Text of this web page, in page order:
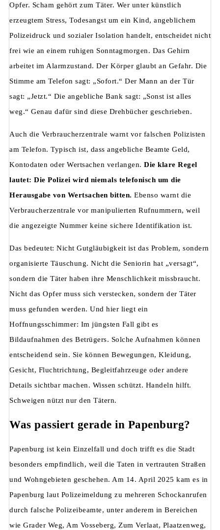
Opfer. Scham gehört zum Täter. Wer unter künstlich
erzeugtem Stress, Todesangst um ein Kind, angeblichem
Polizeidruck und sozialer Isolation handelt, entscheidet nicht
frei wie an einem ruhigen Sonntagmorgen. Das Gehirn
arbeitet im Alarmzustand. Der Körper glaubt an Gefahr. Die
Stimme am Telefon sagt: „Sofort.“ Der Mann an der Tür
sagt: „Jetzt.“ Die angebliche Bank sagt: „Sonst ist alles
weg.“ Genau dafür sind diese Drehbücher geschrieben.
Auch die Verbraucherzentrale warnt vor falschen Polizisten
am Telefon. Typisch ist, dass angebliche Beamte Geld,
Kontodaten oder Wertsachen verlangen. Die klare Regel
lautet: Die Polizei wird niemals telefonisch um die
Herausgabe von Wertsachen bitten. Ebenso warnt die
Verbraucherzentrale vor manipulierten Rufnummern, weil
die angezeigte Nummer keine sichere Identifikation ist.
Das bedeutet: Nicht Gutgläubigkeit ist das Problem, sondern
organisierte Täuschung. Nicht die Seniorin hat „versagt“,
sondern die Täter haben ihre Menschlichkeit missbraucht.
Nicht das Opfer muss sich verstecken, sondern der Täter
muss gefunden werden. Und hier liegt ein
Hoffnungsschimmer: Im jüngsten Fall gibt es
Bildaufnahmen des Betrügers. Solche Aufnahmen können
entscheidend sein. Sie können Bewegungen, Kleidung,
Gesicht, Fluchtrichtung, Begleitfahrzeuge oder andere
Details sichtbar machen. Wissen schützt. Handeln hilft.
Schweigen nützt nur den Tätern.
Was passiert gerade in Papenburg?
Papenburg ist kein Einzelfall und doch trifft es die Stadt
besonders empfindlich, weil die Taten in vertrauten Straßen
und Wohngebieten geschehen. Am 14. April 2025 kam es in
Papenburg laut Polizeimeldung zu mehreren Schockanrufen
durch falsche Polizeibeamte, unter anderem in Bereichen
wie Grader Weg, Am Vosseberg, Zum Verlaat, Plaatzenweg,